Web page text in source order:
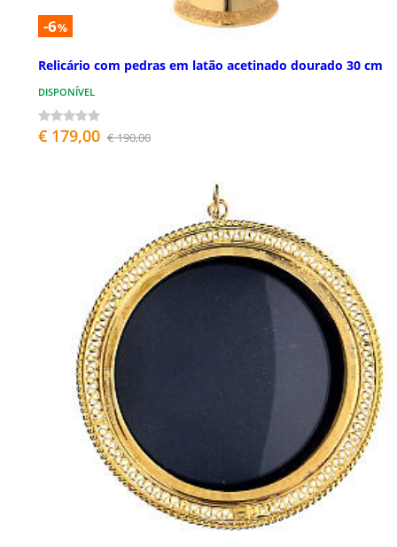
-6%
Relicário com pedras em latão acetinado dourado 30 cm
DISPONÍVEL
€ 179,00 € 190,00